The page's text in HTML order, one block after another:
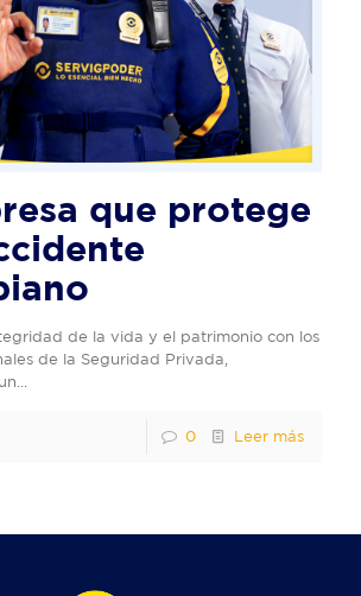
que protege
de la vida y el patrimonio con los
de la Seguridad Privada,
0 Leer más